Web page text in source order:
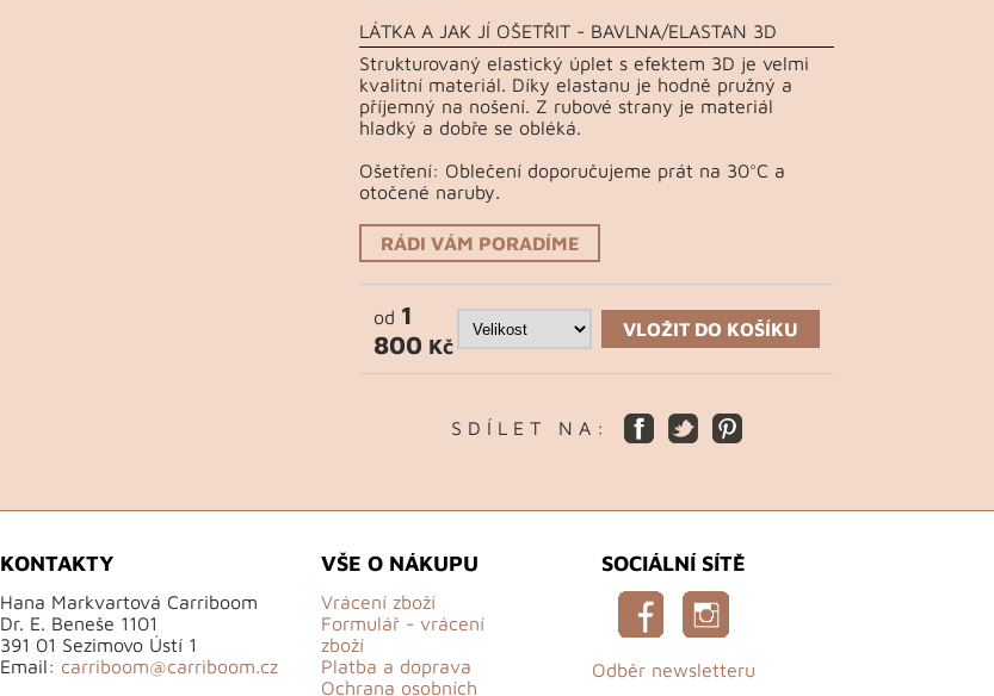
LÁTKA A JAK JÍ OŠETŘIT - BAVLNA/ELASTAN 3D
Strukturovaný elastický úplet s efektem 3D je velmi
kvalitní materiál. Díky elastanu je hodně pružný a
příjemný na nošení. Z rubové strany je materiál
hladký a dobře se obléká.
Ošetření: Oblečení doporučujeme prát na 30°C a
otočené naruby.
RÁDI VÁM PORADÍME
od 1
800 Kč
VLOŽIT DO KOŠÍKU
S D Í L E T N A :
KONTAKTY
Hana Markvartová Carriboom
Dr. E. Beneše 1101
391 01 Sezimovo Ústí 1
Email: carriboom@carriboom.cz
VŠE O NÁKUPU
Vrácení zboží
Formulář - vrácení
zboží
Platba a doprava
Ochrana osobních
SOCIÁLNÍ SÍTĚ
Odběr newsletteru